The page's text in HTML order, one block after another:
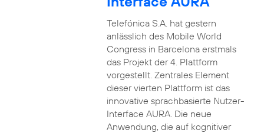
Telefónica S.A. hat gestern
anlässlich des Mobile World
Congress in Barcelona erstmals
das Projekt der 4. Plattform
vorgestellt. Zentrales Element
dieser vierten Plattform ist das
innovative sprachbasierte Nutzer-
Interface AURA. Die neue
Anwendung, die auf kognitiver